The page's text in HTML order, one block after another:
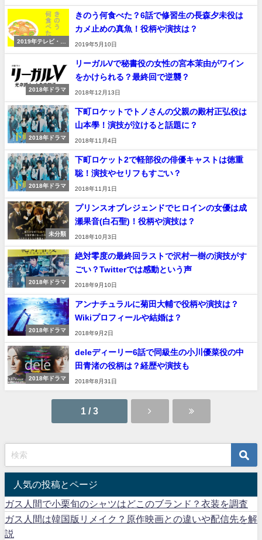
2019年テレビ・ド
きのう何食べた？6話で修習生の長森夕未役は
カメ止めの真魚！役柄や演技は？
2019年5月10日
2018年ドラマ
リーガルVで秘書役の女性の宮本茉由がワイン
をかけられる？最終回で逆襲？
2018年12月13日
2018年ドラマ
下町ロケットでトノさんの父親の殿村正弘役は
山本學！演技が泣けると話題に？
2018年11月4日
2018年ドラマ
下町ロケット2で軽部役の俳優キャストは徳重
聡！演技やセリフもすごい？
2018年11月1日
未分類
プリンスオブレジェンドでヒロインの女優は成
瀬果音(白石聖)！役柄や演技は？
2018年10月3日
2018年ドラマ
絶対零度の最終回ラストで沢村一樹の演技がす
ごい？Twitterでは感動という声
2018年9月10日
2018年ドラマ
アンナチュラルに菊田大輔で役柄や演技は？
Wikiプロフィールや結婚は？
2018年9月2日
2018年ドラマ
deleディーリー6話で同級生の小川優菜役の中
田青渚の役柄は？経歴や演技も
2018年8月31日
1 / 3
人気の投稿とページ
ガス人間で小栗旬のシャツはどこのブランド？衣装を調査
ガス人間は韓国版リメイク？原作映画との違いや配信先を解
説